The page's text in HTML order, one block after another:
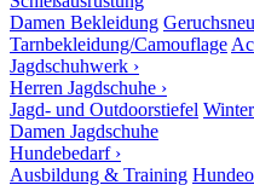
Damen Bekleidung
Tarnbekleidung/Camouflage
Jagdschuhwerk ›
Herren Jagdschuhe ›
Jagd- und Outdoorstiefel
Damen Jagdschuhe
Hundebedarf ›
Ausbildung & Training